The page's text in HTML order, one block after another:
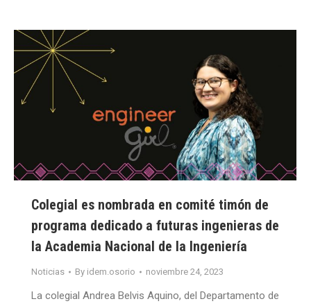
Colegial es nombrada en comité timón de
programa dedicado a futuras ingenieras de
la Academia Nacional de la Ingeniería
Noticias By idem.osorio noviembre 24, 2023
La colegial Andrea Belvis Aquino, del Departamento de